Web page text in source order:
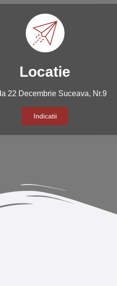
Locatie
22 Decembrie Suceava, Nr.9
Indicatii